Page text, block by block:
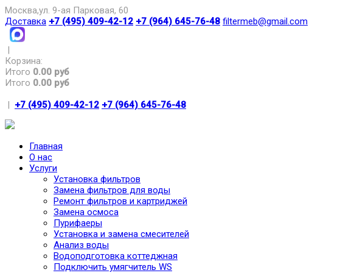
Москва,ул. 9-ая Парковая, 60
Доставка +7 (495) 409-42-12 +7 (964) 645-76-48 filtermeb@gmail.com
|
Корзина:
Итого 0.00 руб
Итого 0.00 руб
| +7 (495) 409-42-12 +7 (964) 645-76-48
Главная
О нас
Услуги
Установка фильтров
Замена фильтров для воды
Ремонт фильтров и картриджей
Замена осмоса
Пурифаеры
Установка и замена смесителей
Анализ воды
Водоподготовка коттеджная
Подключить умягчитель WS